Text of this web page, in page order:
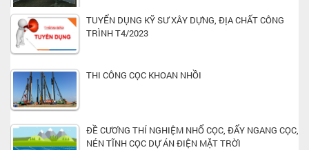
TUYỂN DỤNG KỸ SƯ XÂY DỰNG, ĐỊA CHẤT CÔNG
TRÌNH T4/2023
THI CÔNG CỌC KHOAN NHỒI
ĐỀ CƯƠNG THÍ NGHIỆM NHỔ CỌC, ĐẨY NGANG CỌC,
NÉN TĨNH CỌC DỰ ÁN ĐIỆN MẶT TRỜI